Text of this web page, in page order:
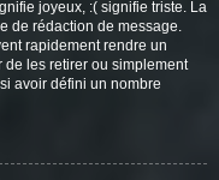
joyeux, :( signifie triste. La
de rédaction de message.
rapidement rendre un
les retirer ou simplement
avoir défini un nombre